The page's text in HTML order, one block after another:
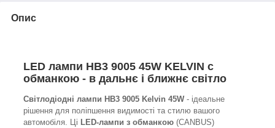
Опис
LED лампи HB3 9005 45W KELVIN c
обманкою - в дальнє і ближнє світло
Світлодіодні лампи HB3 9005 Kelvin 45W - ідеальне
рішення для поліпшення видимості та стилю вашого
автомобіля. Ці LED-лампи з обманкою (CANBUS)